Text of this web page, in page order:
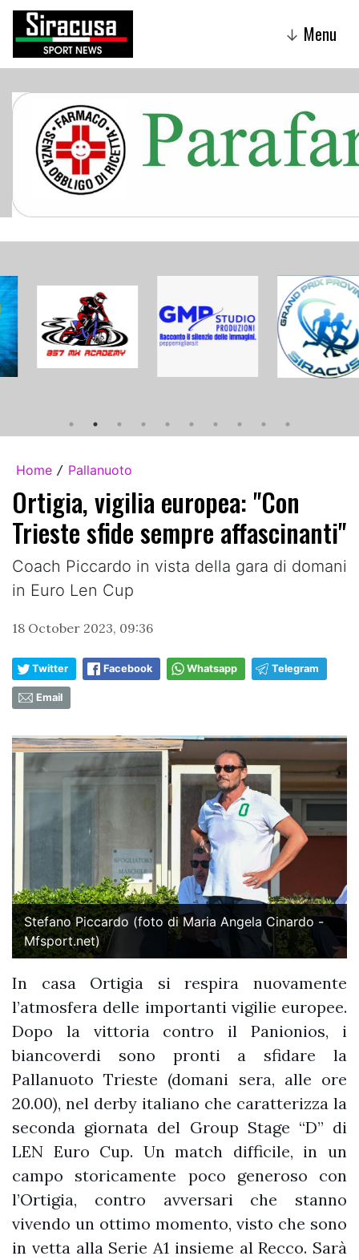
↓ Menu
Home / Pallanuoto
Ortigia, vigilia europea: "Con
Trieste sfide sempre affascinanti"
Coach Piccardo in vista della gara di domani
in Euro Len Cup
18 October 2023, 09:36
Twitter Facebook Whatsapp Telegram
Email
Stefano Piccardo (foto di Maria Angela Cinardo -
Mfsport.net)
In casa Ortigia si respira nuovamente
l’atmosfera delle importanti vigilie europee.
Dopo la vittoria contro il Panionios, i
biancoverdi sono pronti a sfidare la
Pallanuoto Trieste (domani sera, alle ore
20.00), nel derby italiano che caratterizza la
seconda giornata del Group Stage “D” di
LEN Euro Cup. Un match difficile, in un
campo storicamente poco generoso con
l’Ortigia, contro avversari che stanno
vivendo un ottimo momento, visto che sono
in vetta alla Serie A1 insieme al Recco. Sarà